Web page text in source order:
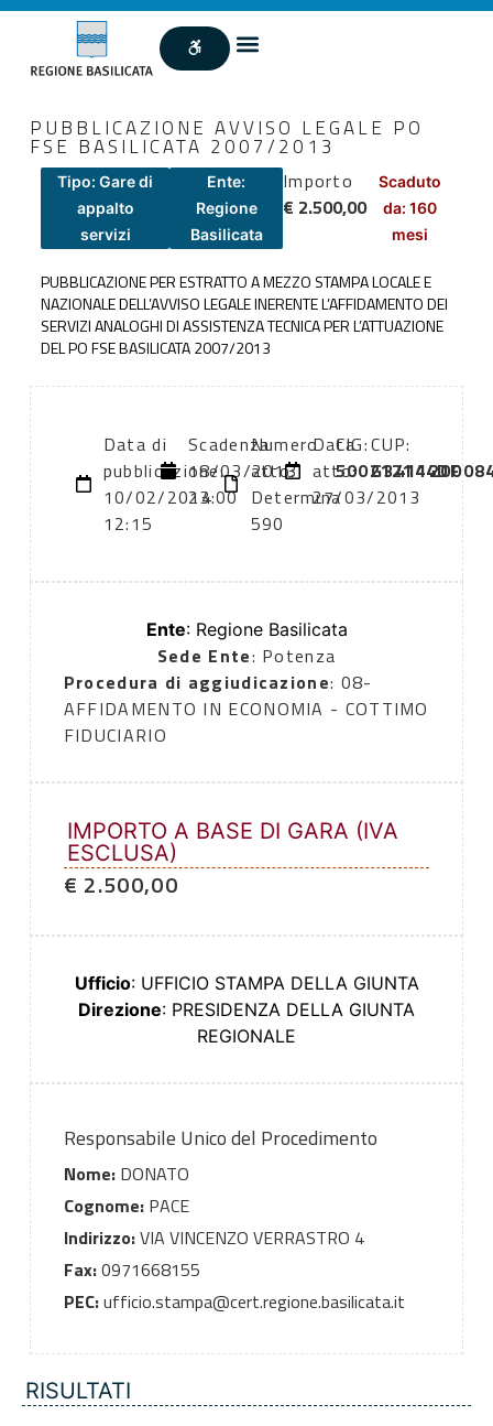
PUBBLICAZIONE AVVISO LEGALE PO
FSE BASILICATA 2007/2013
Tipo: Gare di
appalto
servizi
Ente:
Regione
Basilicata
Importo
€ 2.500,00
Scaduto
da: 160
mesi
PUBBLICAZIONE PER ESTRATTO A MEZZO STAMPA LOCALE E
NAZIONALE DELL’AVVISO LEGALE INERENTE L’AFFIDAMENTO DEI
SERVIZI ANALOGHI DI ASSISTENZA TECNICA PER L’ATTUAZIONE
DEL PO FSE BASILICATA 2007/2013
Data di
pubblicazione:
10/02/2014
12:15
Scadenza:
18/03/2013
23:00
Numero
atto:
Determina
590
Data
atto:
27/03/2013
CIG:
500212144DF
CUP:
Ente: Regione Basilicata
Sede Ente: Potenza
Procedura di aggiudicazione: 08-
AFFIDAMENTO IN ECONOMIA - COTTIMO
FIDUCIARIO
IMPORTO A BASE DI GARA (IVA
ESCLUSA)
€ 2.500,00
Ufficio: UFFICIO STAMPA DELLA GIUNTA
Direzione: PRESIDENZA DELLA GIUNTA
REGIONALE
Responsabile Unico del Procedimento
Nome:DONATO
Cognome:PACE
Indirizzo:VIA VINCENZO VERRASTRO 4
Fax:0971668155
PEC:ufficio.stampa@cert.regione.basilicata.it
RISULTATI